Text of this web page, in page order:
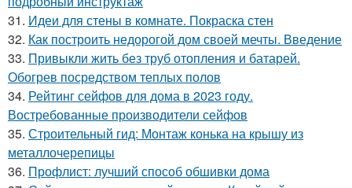
31. Идеи для стены в комнате. Покраска стен
32. Как построить недорогой дом своей мечты. Введение
33. Привыкли жить без труб отопления и батарей.
Обогрев посредством теплых полов
34. Рейтинг сейфов для дома в 2023 году.
Востребованные производители сейфов
35. Строительный гид: Монтаж конька на крышу из
металлочерепицы
36. Профлист: лучший способ обшивки дома